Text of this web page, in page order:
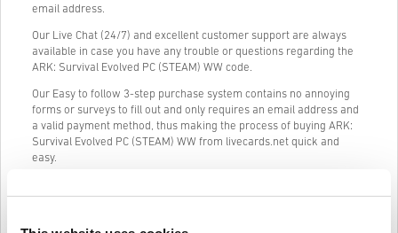
email address.
Our Live Chat (24/7) and excellent customer support are always
available in case you have any trouble or questions regarding the
ARK: Survival Evolved PC (STEAM) WW code.
Our Easy to follow 3-step purchase system contains no annoying
forms or surveys to fill out and only requires an email address and
a valid payment method, thus making the process of buying ARK:
Survival Evolved PC (STEAM) WW from livecards.net quick and
easy.